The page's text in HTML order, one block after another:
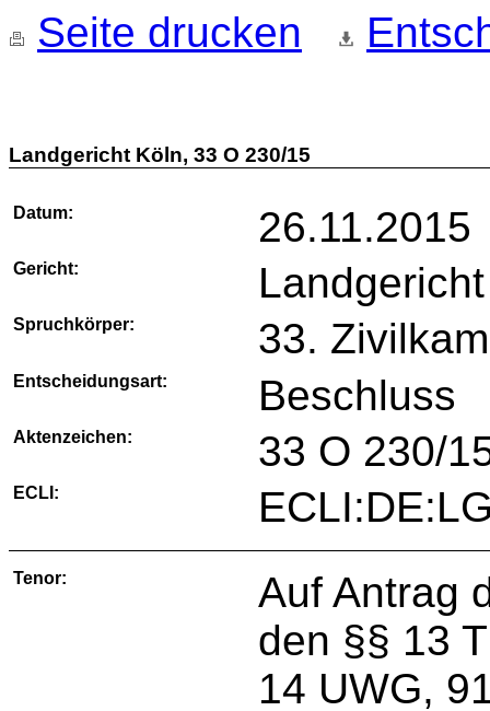
Seite drucken
Landgericht Köln, 33 O 230/15
Datum: 26.11.2015
Gericht:
Spruchkörper: 33.
Entscheidungsart: Beschluss
Aktenzeichen: 33 O 230/
ECLI:
Tenor:
Auf Antrag
den §§ 13
14 UWG,